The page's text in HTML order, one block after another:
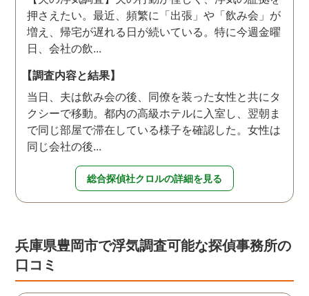
押さえたい。最近、頻繁に「出張」や「飲み会」が
増え、帰宅が遅れる日が続いている。特に今週金曜
日、会社の飲...
【調査内容と結果】
当日、夫は飲み会の後、同僚を装った女性と共にタ
クシーで移動。都内の高級ホテルに入室し、翌朝ま
で同じ部屋で滞在している様子を確認した。女性は
同じ会社の後...
総合探偵社クロルの詳細を見る
兵庫県豊岡市で浮気調査可能な探偵事務所の
口コミ